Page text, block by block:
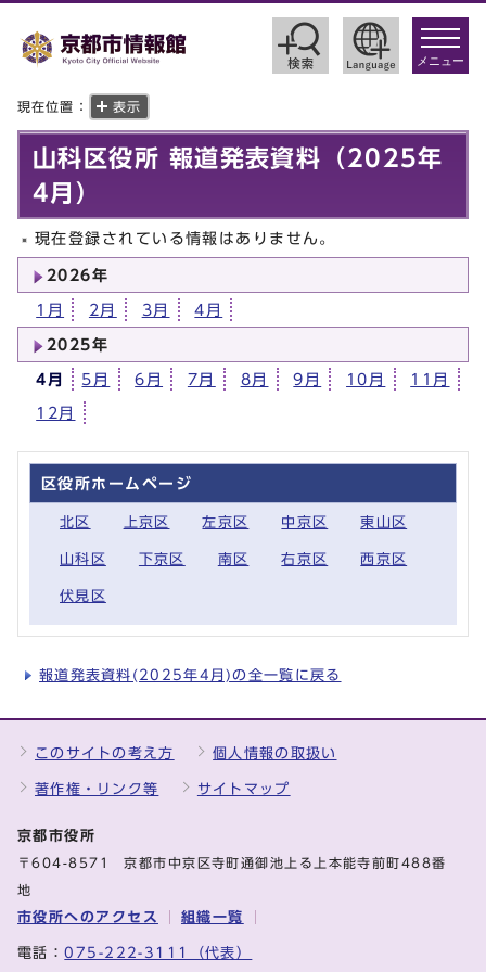
toggle
メニュー
現在位置： 表示
山科区役所 報道発表資料（2025年
4月）
現在登録されている情報はありません。
2026年
1月 2月 3月 4月
2025年
4月 5月 6月 7月 8月 9月 10月 11月
12月
区役所ホームページ
北区 上京区 左京区 中京区 東山区
山科区 下京区 南区 右京区 西京区
伏見区
報道発表資料(2025年4月)の全一覧に戻る
このサイトの考え方 個人情報の取扱い
著作権・リンク等 サイトマップ
京都市役所
〒604-8571 京都市中京区寺町通御池上る上本能寺前町488番
地
市役所へのアクセス 組織一覧
電話：075-222-3111（代表）